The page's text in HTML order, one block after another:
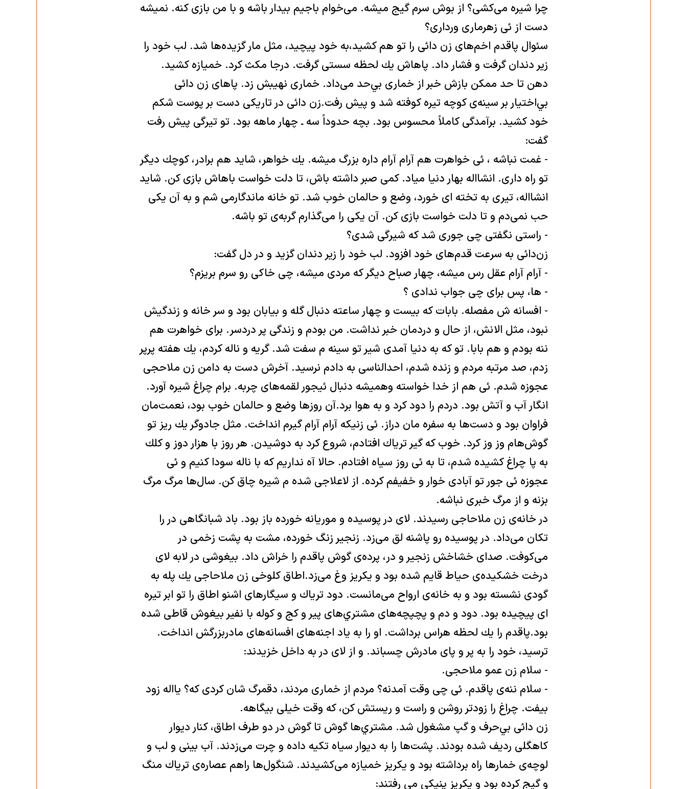
چرا شيره می‌كشی؟ از بوش سرم گيج ميشه. می‌خوام باجيم بيدار باشه و با من بازی كنه. نميشه
دست از ئی زهرماری ورداری؟
سئوال پاقدم اخم‌های زن دائی را تو هم كشيد،به خود پيچيد، مثل مار گزيده‌ها شد. لب خود را
زير دندان گرفت و فشار داد. پاهاش يك لحظه سستی گرفت. درجا مكث كرد. خميازه كشيد.
دهن تا حد ممكن بازش خبر از خماری بي‌حد می‌داد. خماری نهیبش زد. پاهای زن‌ دائی
بي‌اختيار بر سينه‌ی كوچه تيره كوفته شد و پيش رفت.زن دائی در تاريكی دست بر پوست شكم
خود كشيد. برآمدگی كاملاً محسوس بود. بچه حدوداً سه ـ چهار ماهه بود. تو تيرگی پيش ‌رفت
گفت:
- غمت نباشه ، ئی خواهرت هم آرام آرام داره بزرگ ميشه. يك خواهر، شايد هم برادر، كوچك ديگر
تو راه داری. انشااله بهار دنيا مياد. كمی صبر داشته باش، تا دلت خواست باهاش بازی كن. شايد
انشااله، تيری به تخته ‌ای خورد، وضع و حالمان خوب شد. تو خانه ماندگارمی شم و به آن يكی
حب نمی‌دم و تا دلت خواست بازی كن. آن يكی را می‌گذارم گربه‌ی تو باشه.
- راستی نگفتی چی جوری شد كه شيرگی شدی؟
زن‌دائی به سرعت قدم‌های خود افزود. لب خود را زير دندان گزيد و در دل گفت:
- آرام آرام عقل رس ميشه، چهار صباح ديگر كه مردی ميشه، چی خاكی رو سرم بريزم؟
- ‌ها، پس برای چی جواب ندادی ؟
- افسانه‌ ش مفصله. بابات كه بيست و چهار ساعته دنبال گله و بيابان بود و سر خانه و زندگيش
نبود، مثل الانش، از حال و دردمان خبر نداشت. من بودم و زندگی پر دردسر. برای خواهرت هم
ننه بودم و هم بابا. تو كه به دنيا آمدی شير تو سينه ‌م سفت شد. گريه و ناله كردم، يك هفته پرپر
زدم، صد مرتبه مردم و زنده شدم، احدالناسی به دادم نرسيد. آخرش دست به دامن زن ملاحجی
عجوزه شدم. ئی هم از خدا خواسته وهمیشه دنبال ئيجور لقمه‌های چربه. برام چراغ شيره آورد.
انگار آب و آتش بود. دردم را دود كرد و به هوا برد.آن روزها وضع و حالمان خوب بود، نعمت‌مان
فراوان بود و دست‌ها به سفره‌ مان دراز. ئی زنيكه آرام آرام گيرم انداخت. مثل جادوگر يك ريز تو
گوش‌هام وز وز كرد. خوب كه گير ترياك افتادم، شروع کرد به دوشيدن. هر روز با هزار دوز و كلك
به پا چراغ كشيده شدم، تا به ئی روز سياه افتادم. حالا آه نداريم كه با ناله سودا كنيم و ئی
عجوزه ئی جور تو آبادی خوار و خفيفم كرده. از لاعلاجی شده‌ م شيره چاق كن. سال‌ها مرگ مرگ
بزنه و از مرگ خبری نباشه.
در خانه‌ی زن ملاحاجی رسيدند. لای در پوسيده و موريانه خورده باز بود. باد شبانگاهی در را
تكان می‌داد. در پوسيده رو پاشنه لق می‌زد. زنجير زنگ خورده، مشت به پشت زخمی در
می‌كوفت. صدای خشاخش زنجير و در، پرده‌ی گوش پاقدم را خراش داد. بيغوشی در لابه لای
درخت خشكيده‌‌ی حياط قايم شده بود و يكريز وغ می‌زد.اطاق كلوخی زن ملاحاجی يك پله به
گودی نشسته بود و به خانه‌‌ی ارواح می‌مانست. دود ترياك و سيگارهای اشنو اطاق را تو ابر تيره
‌ای پيچيده بود. دود و دم و پچپچه‌‌های مشتري‌های پير و كج و كوله با نفير بيغوش قاطی شده
بود.پاقدم را يك لحظه هراس برداشت. او را به ياد اجنه‌های افسانه‌‌های مادربزرگش انداخت.
ترسيد، خود را به پر و پای مادرش چسباند. و از لای در به داخل خزيدند:
- سلام زن عمو ملاحجی.
- سلام ننه‌‌ی پاقدم. ئی چی وقت آمدنه؟ مردم از خماری مردند، دقمرگ شان كردی كه؟ يااله زود
بيفت. چراغ را زودتر روشن و راست و ريستش كن، كه وقت خيلی بيگاهه.
زن دائی بي‌حرف و گپ مشغول شد. مشتري‌ها گوش تا گوش در دو طرف اطاق، كنار ديوار
كاهگلی رديف شده بودند. پشت‌ها را به ديوار سياه تكيه داده و چرت می‌زدند. آب بينی و لب و
لوچه‌‌ی خمارها راه برداشته بود و يكريز خميازه می‌كشيدند. شنگول‌ها راهم عصاره‌ی ترياك منگ
و گيج كرده بود و يكريز پنيكی می‌ رفتند: